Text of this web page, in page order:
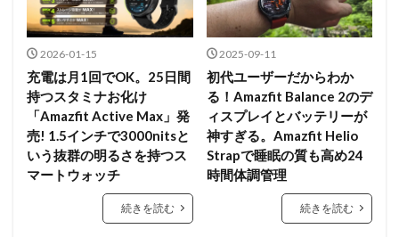
2026-01-15
充電は月1回でOK。25日間
持つスタミナお化け
「Amazfit Active Max」発
売! 1.5インチで3000nitsと
いう抜群の明るさを持つス
マートウォッチ
続きを読む
2025-09-11
初代ユーザーだからわか
る！Amazfit Balance 2のデ
ィスプレイとバッテリーが
神すぎる。Amazfit Helio
Strapで睡眠の質も高め24
時間体調管理
続きを読む